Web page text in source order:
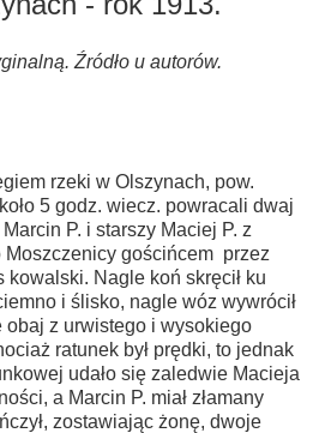
Źródło u autorów.
rzeki w Olszynach, pow.
5 godz. wiecz. powracali dwaj
P. i starszy Maciej P. z
Moszczenicy gościńcem przez
Nagle koń skręcił ku
i ślisko, nagle wóz wywrócił
z urwistego i wysokiego
ratunek był prędki, to jednak
udało się zaledwie Macieja
a Marcin P. miał złamany
zostawiając żonę, dwoje